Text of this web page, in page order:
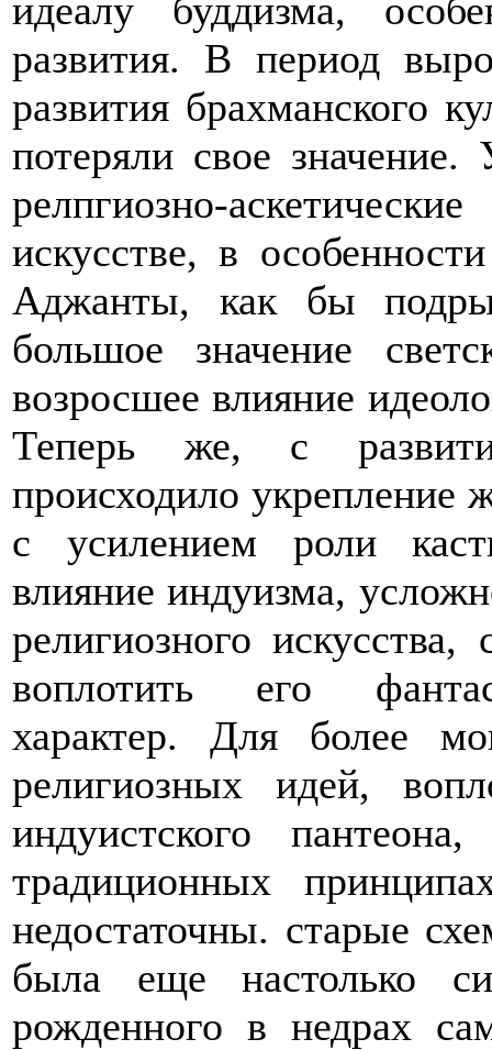
идеалу буддизма,
развития. В период
развития брахманского
потеряли свое
релпгиозно-
искусстве, в
Аджанты, как бы
большое значение
возросшее влияние
Теперь же, с
происходило укрепление
с усилением роли
влияние индуизма,
религиозного
воплотить его
характер. Для более
религиозных идей,
индуистского
традиционных
недостаточны. старые
была еще настолько
рожденного в недрах